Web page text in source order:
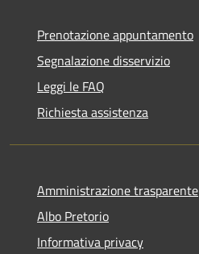
Prenotazione appuntamento
Segnalazione disservizio
Leggi le FAQ
Richiesta assistenza
Amministrazione trasparente
Albo Pretorio
Informativa privacy